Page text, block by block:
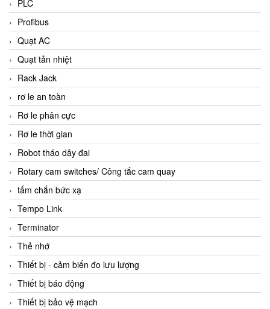
PLC
Profibus
Quạt AC
Quạt tản nhiệt
Rack Jack
rơ le an toàn
Rơ le phân cực
Rơ le thời gian
Robot tháo dây đai
Rotary cam switches/ Công tắc cam quay
tấm chắn bức xạ
Tempo Link
Terminator
Thẻ nhớ
Thiết bị - cảm biến đo lưu lượng
Thiết bị báo động
Thiết bị bảo vệ mạch